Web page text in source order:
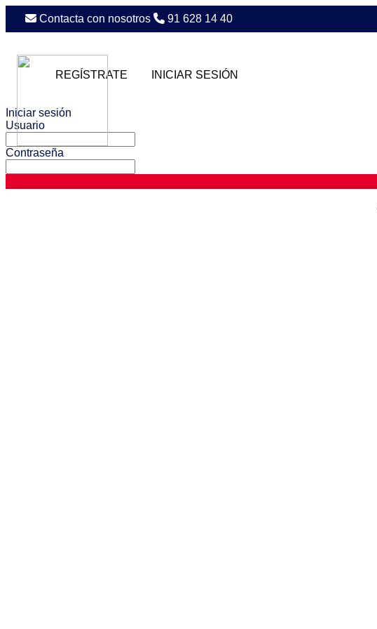
Contacta con nosotros 91 628 14 40
REGÍSTRATE INICIAR SESIÓN
Iniciar sesión
Usuario
Contraseña